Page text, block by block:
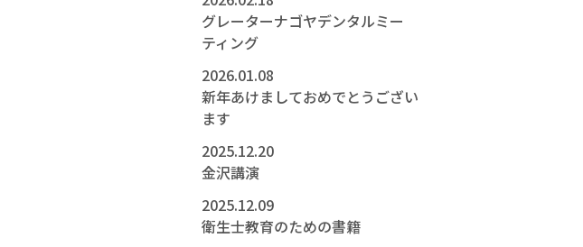
グレーターナゴヤデンタルミー
ティング
2026.01.08
新年あけましておめでとうござい
ます
2025.12.20
金沢講演
2025.12.09
衛生士教育のための書籍